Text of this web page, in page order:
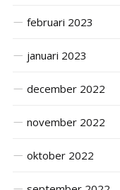
februari 2023
januari 2023
december 2022
november 2022
oktober 2022